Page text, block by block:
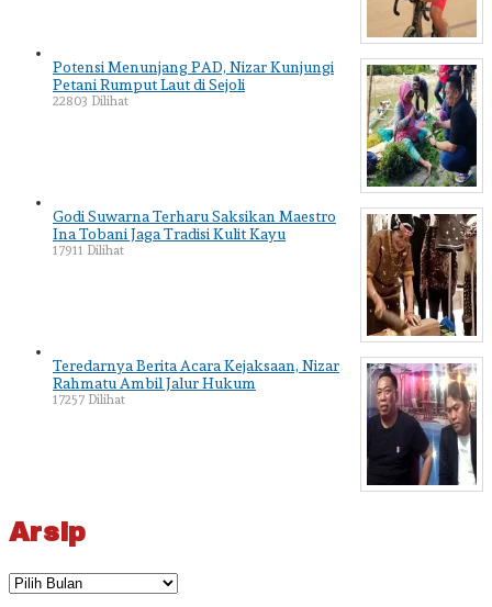
Potensi Menunjang PAD, Nizar Kunjungi
Petani Rumput Laut di Sejoli
22803 Dilihat
Godi Suwarna Terharu Saksikan Maestro
Ina Tobani Jaga Tradisi Kulit Kayu
17911 Dilihat
Teredarnya Berita Acara Kejaksaan, Nizar
Rahmatu Ambil Jalur Hukum
17257 Dilihat
Arsip
Arsip